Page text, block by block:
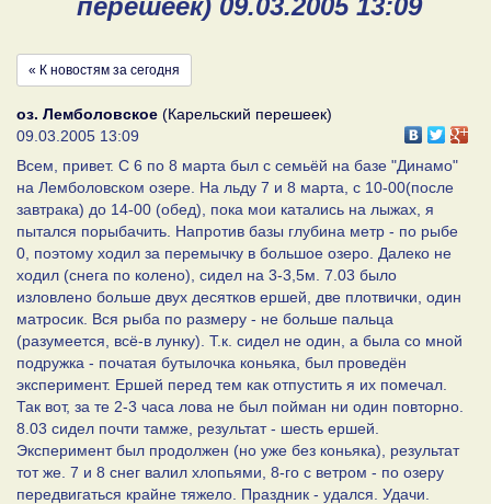
« К новостям за сегодня
оз. Лемболовское (Карельский перешеек)
09.03.2005 13:09
Всем, привет. С 6 по 8 марта был с семьёй на базе "Динамо"
на Лемболовском озере. На льду 7 и 8 марта, с 10-00(после
завтрака) до 14-00 (обед), пока мои катались на лыжах, я
пытался порыбачить. Напротив базы глубина метр - по рыбе
0, поэтому ходил за перемычку в большое озеро. Далеко не
ходил (снега по колено), сидел на 3-3,5м. 7.03 было
изловлено больше двух десятков ершей, две плотвички, один
матросик. Вся рыба по размеру - не больше пальца
(разумеется, всё-в лунку). Т.к. сидел не один, а была со мной
подружка - початая бутылочка коньяка, был проведён
эксперимент. Ершей перед тем как отпустить я их помечал.
Так вот, за те 2-3 часа лова не был пойман ни один повторно.
8.03 сидел почти тамже, результат - шесть ершей.
Эксперимент был продолжен (но уже без коньяка), результат
тот же. 7 и 8 снег валил хлопьями, 8-го с ветром - по озеру
передвигаться крайне тяжело. Праздник - удался. Удачи.